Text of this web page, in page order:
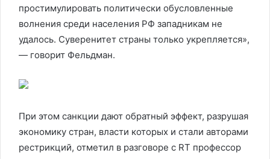
простимулировать политически обусловленные
волнения среди населения РФ западникам не
удалось. Суверенитет страны только укрепляется»,
— говорит Фельдман.
При этом санкции дают обратный эффект, разрушая
экономику стран, власти которых и стали авторами
рестрикций, отметил в разговоре с RT профессор